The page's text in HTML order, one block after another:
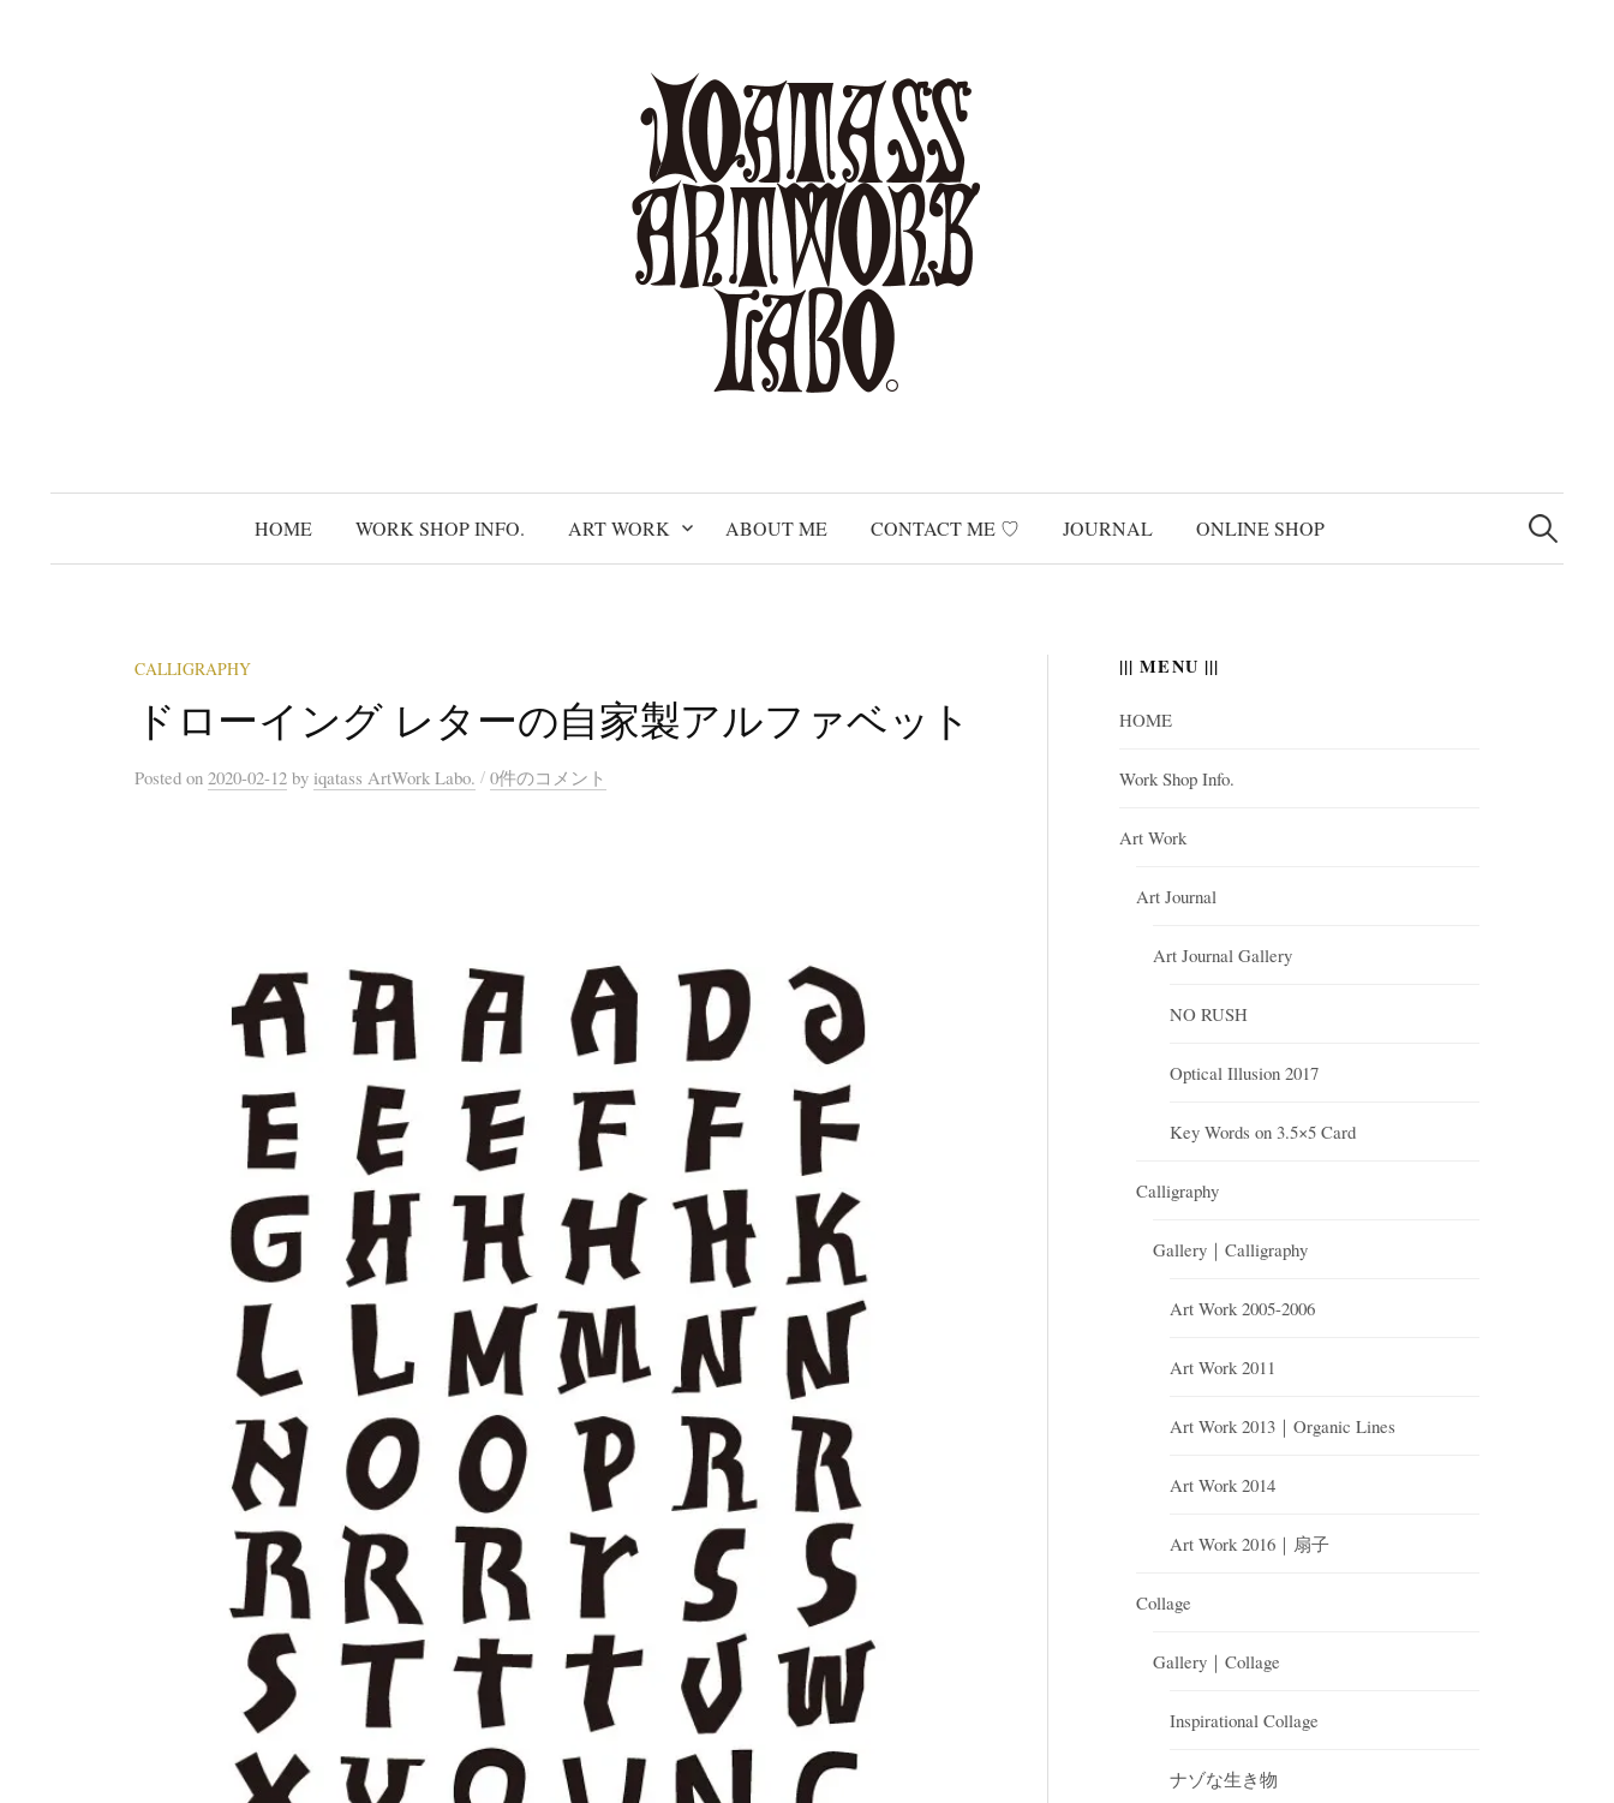
HOME WORK SHOP INFO. ART WORK ABOUT ME CONTACT ME ♡ JOURNAL ONLINE SHOP
検
索:
CALLIGRAPHY
ドローイング レターの自家製アルファベット
Posted on 2020-02-12 by iqatass ArtWork Labo. / 0件のコメント
||| MENU |||
HOME
Work Shop Info.
Art Work
Art Journal
Art Journal Gallery
NO RUSH
Optical Illusion 2017
Key Words on 3.5×5 Card
Calligraphy
Gallery｜Calligraphy
Art Work 2005-2006
Art Work 2011
Art Work 2013｜Organic Lines
Art Work 2014
Art Work 2016｜扇子
Collage
Gallery｜Collage
Inspirational Collage
ナゾな生き物